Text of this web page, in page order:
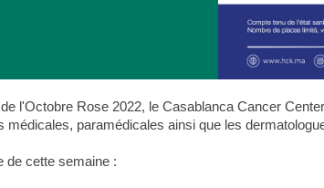
l'Octobre Rose 2022, le Casablanca Cancer
médicales, paramédicales ainsi que les
de cette semaine :